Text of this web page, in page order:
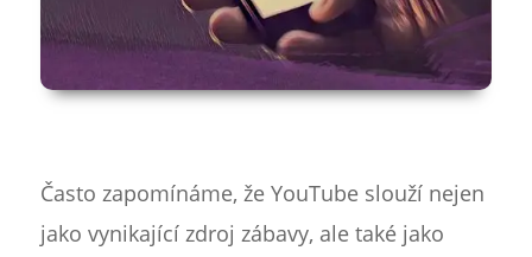
Často zapomínáme, že YouTube slouží nejen
jako vynikající zdroj zábavy, ale také jako